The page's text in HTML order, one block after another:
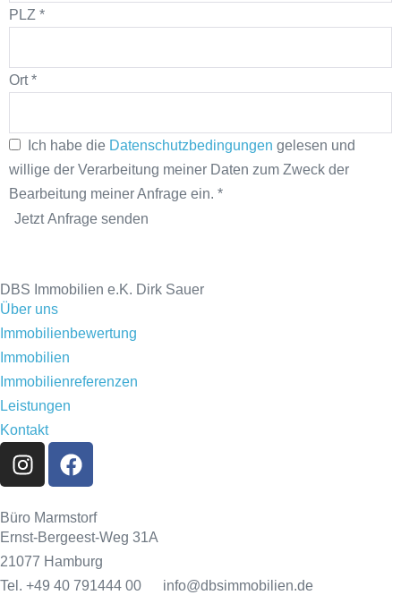
PLZ *
Ort*
Ich habe die Datenschutzbedingungen gelesen und
willige der Verarbeitung meiner Daten zum Zweck der
Bearbeitung meiner Anfrage ein. *
Jetzt Anfrage senden
DBS Immobilien e.K. Dirk Sauer
Über uns
Immobilienbewertung
Immobilien
Immobilienreferenzen
Leistungen
Kontakt
Büro Marmstorf
Ernst-Bergeest-Weg 31A
21077 Hamburg
Tel. +49 40 791444 00 info@dbsimmobilien.de